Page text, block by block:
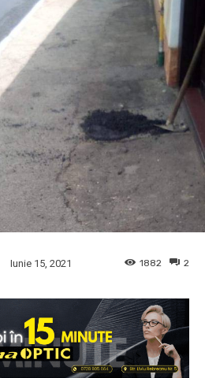
Iunie 15, 2021 2
1882